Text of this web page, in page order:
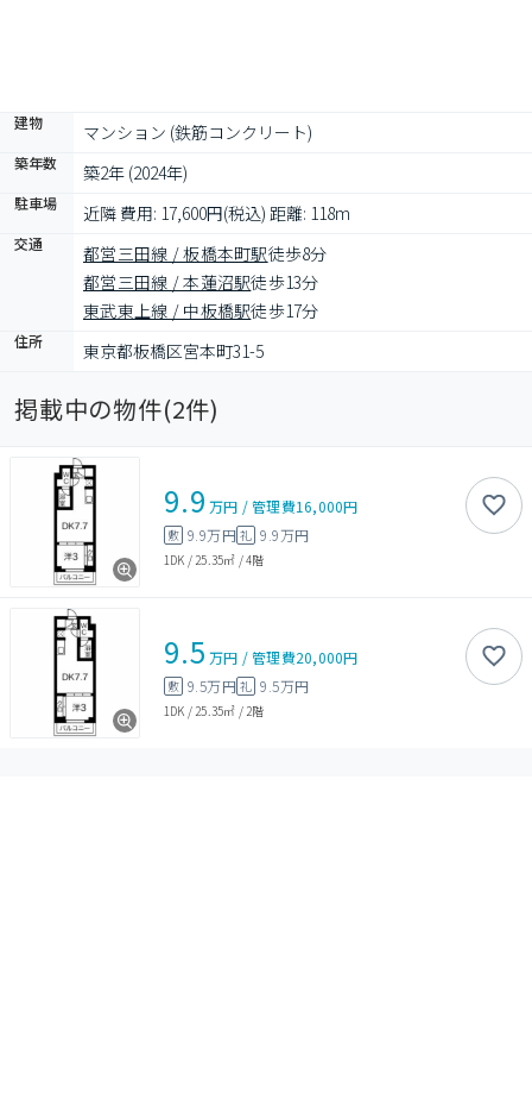
建物 マンション (鉄筋コンクリート)
築年数 築2年 (2024年)
駐車場 近隣 費用: 17,600円(税込) 距離: 118m
交通 都営三田線 / 板橋本町駅徒歩8分
都営三田線 / 本蓮沼駅徒歩13分
東武東上線 / 中板橋駅徒歩17分
住所 東京都板橋区宮本町31-5
掲載中の物件(2件)
9.9 万円 /管理費16,000円
敷 9.9万円礼 9.9万円
1DK / 25.35㎡ /4階
9.5 万円 /管理費20,000円
敷 9.5万円礼 9.5万円
1DK / 25.35㎡ / 2階